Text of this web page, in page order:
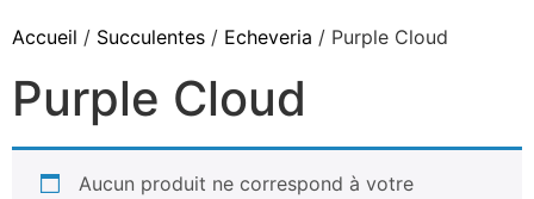
Accueil / Succulentes / Echeveria / Purple Cloud
Purple Cloud
Aucun produit ne correspond à votre